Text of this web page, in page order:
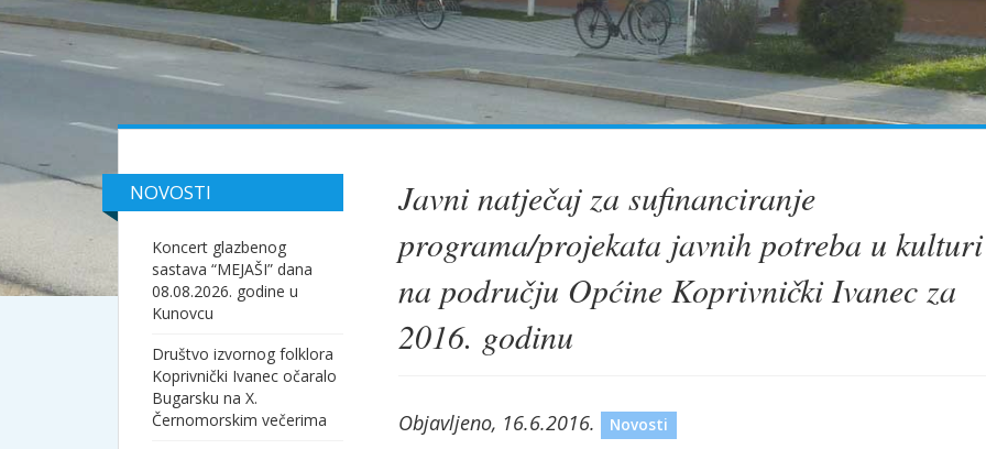
NOVOSTI
Koncert glazbenog
sastava “MEJAŠI” dana
08.08.2026. godine u
Kunovcu
Društvo izvornog folklora
Koprivnički Ivanec očaralo
Bugarsku na X.
Černomorskim večerima
Javni natječaj za sufinanciranje
programa/projekata javnih potreba u kulturi
na području Općine Koprivnički Ivanec za
2016. godinu
Objavljeno, 16.6.2016. Novosti